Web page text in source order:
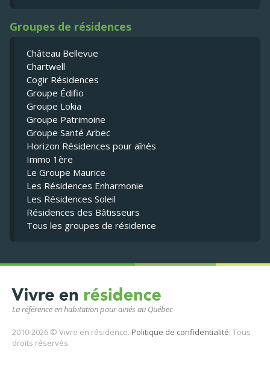
La référence en habitation pour ainés au Québec
2010-2026 © Vivre en résidence. Politique de confidentialité. Tous
droits réservés.
Groupes de résidences
Château Bellevue
Chartwell
Cogir Résidences
Groupe Édifio
Groupe Lokia
Groupe Patrimoine
Groupe Santé Arbec
Horizon Résidences pour aînés
Immo 1ère
Le Groupe Maurice
Les Résidences Enharmonie
Les Résidences Soleil
Résidences des Bâtisseurs
Tous les groupes de résidence